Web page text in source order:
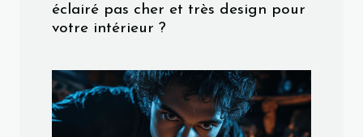
éclairé pas cher et très design pour
votre intérieur ?